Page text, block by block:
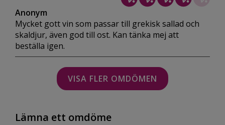
Anonym
Mycket gott vin som passar till grekisk sallad och
skaldjur, även god till ost. Kan tänka mej att
beställa igen.
VISA FLER OMDÖMEN
Lämna ett omdöme